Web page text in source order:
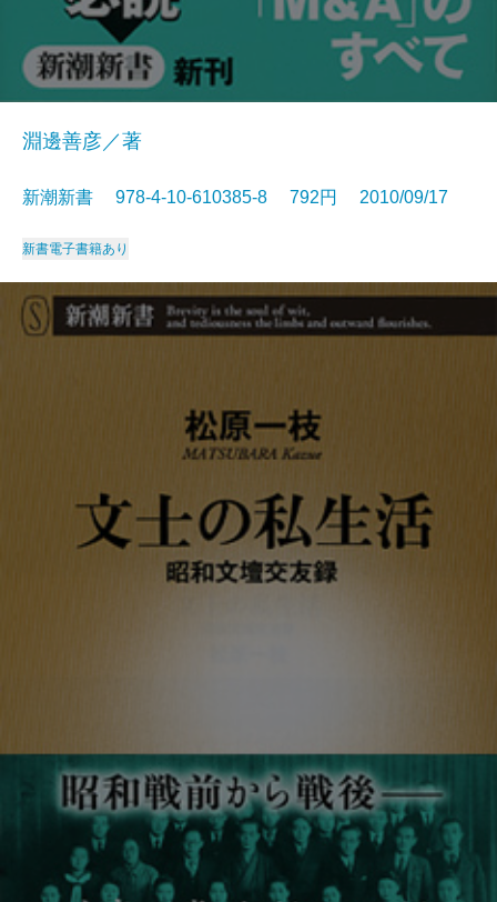
淵邊善彦／著
新潮新書 978-4-10-610385-8 792円 2010/09/17
新書電子書籍あり